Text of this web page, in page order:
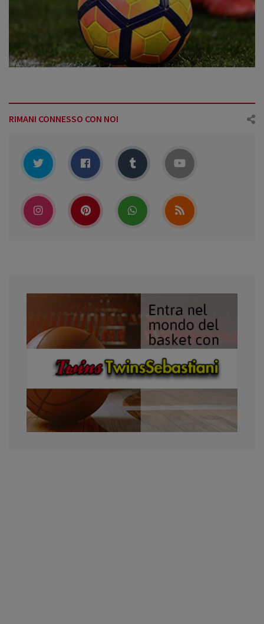
RIMANI CONNESSO CON NOI